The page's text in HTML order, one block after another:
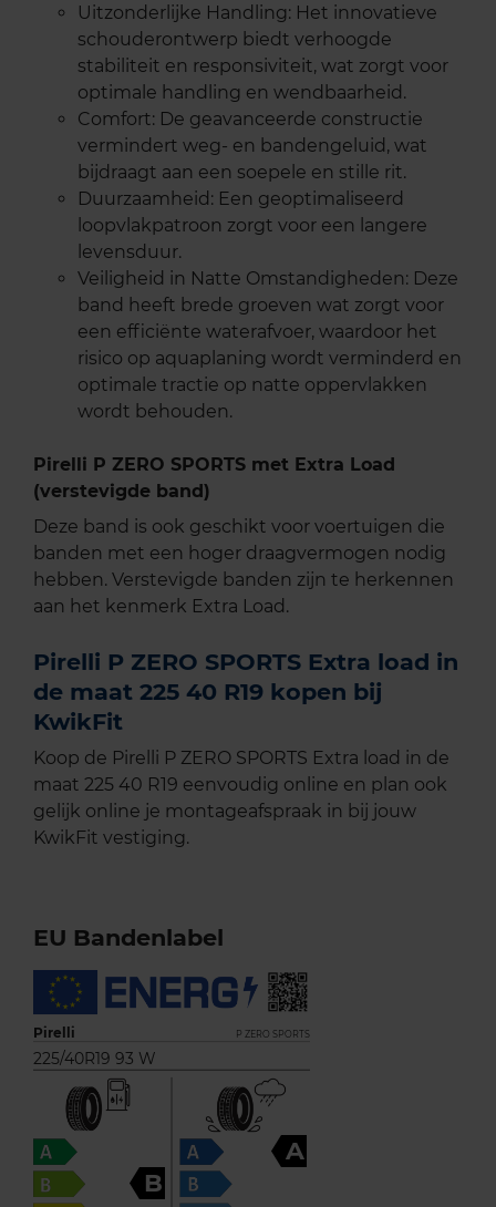
Uitzonderlijke Handling: Het innovatieve
schouderontwerp biedt verhoogde
stabiliteit en responsiviteit, wat zorgt voor
optimale handling en wendbaarheid.
Comfort: De geavanceerde constructie
vermindert weg- en bandengeluid, wat
bijdraagt aan een soepele en stille rit.
Duurzaamheid: Een geoptimaliseerd
loopvlakpatroon zorgt voor een langere
levensduur.
Veiligheid in Natte Omstandigheden: Deze
band heeft brede groeven wat zorgt voor
een efficiënte waterafvoer, waardoor het
risico op aquaplaning wordt verminderd en
optimale tractie op natte oppervlakken
wordt behouden.
Pirelli P ZERO SPORTS met Extra Load
(verstevigde band)
Deze band is ook geschikt voor voertuigen die
banden met een hoger draagvermogen nodig
hebben. Verstevigde banden zijn te herkennen
aan het kenmerk Extra Load.
Pirelli P ZERO SPORTS Extra load in
de maat 225 40 R19 kopen bij
KwikFit
Koop de Pirelli P ZERO SPORTS Extra load in de
maat 225 40 R19 eenvoudig online en plan ook
gelijk online je montageafspraak in bij jouw
KwikFit vestiging.
EU Bandenlabel
Pirelli P ZERO SPORTS
225/40R19 93 W
B
A